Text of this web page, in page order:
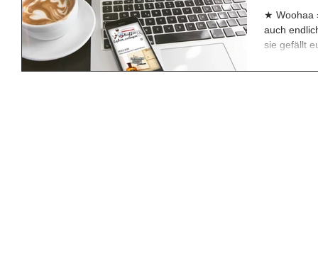
★ Woohaa » Wir haben eine neue Webseite! Jetzt
auch